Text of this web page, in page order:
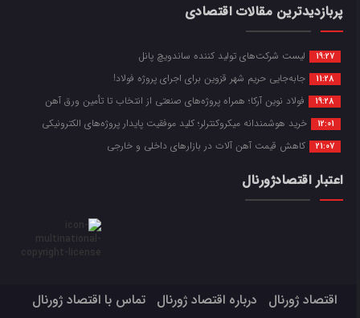
پربازدیدترین مقالات اقتصادی
19:27 لیست شرکت‌های تولید کننده ساندویچ پانل
11:28 جابه‌جایی حریم شهر قزوین برای اجرای پروژه فولاد!
19:28 فولاد نوین آرکا؛ همراه پروژه‌های صنعتی از انتخاب تا تأمین ورق آهن
12:01 خرید هوشمندانه میکروکنترلر؛ کلید موفقیت پایدار پروژه‌های الکترونیکی
21:07 کاهش قیمت آهن آلات در بازارهای داخلی و خارجی
اعتبار اقتصادژورنال
اقتصاد ژورنال درباره اقتصاد ژورنال تماس با اقتصاد ژورنال